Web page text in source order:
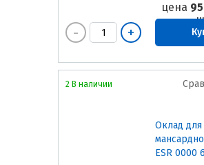
цена
Оклад для
ESR 0000
2 В наличии